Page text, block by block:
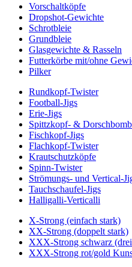
Vorschaltköpfe
Dropshot-Gewichte
Schrotbleie
Grundbleie
Glasgewichte & Rasseln
Futterkörbe mit/ohne
Pilker
Rundkopf-Twister
Football-Jigs
Erie-Jigs
Spittzkopf- &
Fischkopf-Jigs
Flachkopf-Twister
Krautschutzköpfe
Spinn-Twister
Strömungs- und Vertical-
Tauchschaufel-Jigs
Halligalli-Verticalli
X-Strong (einfach stark)
XX-Strong (doppelt stark)
XXX-Strong schwarz
XXX-Strong rot/gold